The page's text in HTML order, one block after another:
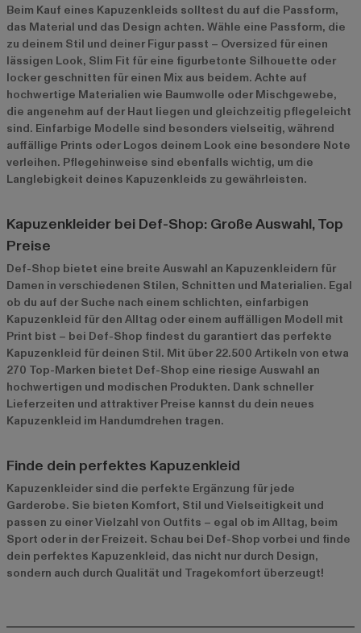
Beim Kauf eines Kapuzenkleids solltest du auf die Passform,
das Material und das Design achten. Wähle eine Passform, die
zu deinem Stil und deiner Figur passt – Oversized für einen
lässigen Look, Slim Fit für eine figurbetonte Silhouette oder
locker geschnitten für einen Mix aus beidem. Achte auf
hochwertige Materialien wie Baumwolle oder Mischgewebe,
die angenehm auf der Haut liegen und gleichzeitig pflegeleicht
sind. Einfarbige Modelle sind besonders vielseitig, während
auffällige Prints oder Logos deinem Look eine besondere Note
verleihen. Pflegehinweise sind ebenfalls wichtig, um die
Langlebigkeit deines Kapuzenkleids zu gewährleisten.
Kapuzenkleider bei Def-Shop: Große Auswahl, Top
Preise
Def-Shop bietet eine breite Auswahl an Kapuzenkleidern für
Damen in verschiedenen Stilen, Schnitten und Materialien. Egal
ob du auf der Suche nach einem schlichten, einfarbigen
Kapuzenkleid für den Alltag oder einem auffälligen Modell mit
Print bist – bei Def-Shop findest du garantiert das perfekte
Kapuzenkleid für deinen Stil. Mit über 22.500 Artikeln von etwa
270 Top-Marken bietet Def-Shop eine riesige Auswahl an
hochwertigen und modischen Produkten. Dank schneller
Lieferzeiten und attraktiver Preise kannst du dein neues
Kapuzenkleid im Handumdrehen tragen.
Finde dein perfektes Kapuzenkleid
Kapuzenkleider sind die perfekte Ergänzung für jede
Garderobe. Sie bieten Komfort, Stil und Vielseitigkeit und
passen zu einer Vielzahl von Outfits – egal ob im Alltag, beim
Sport oder in der Freizeit. Schau bei Def-Shop vorbei und finde
dein perfektes Kapuzenkleid, das nicht nur durch Design,
sondern auch durch Qualität und Tragekomfort überzeugt!